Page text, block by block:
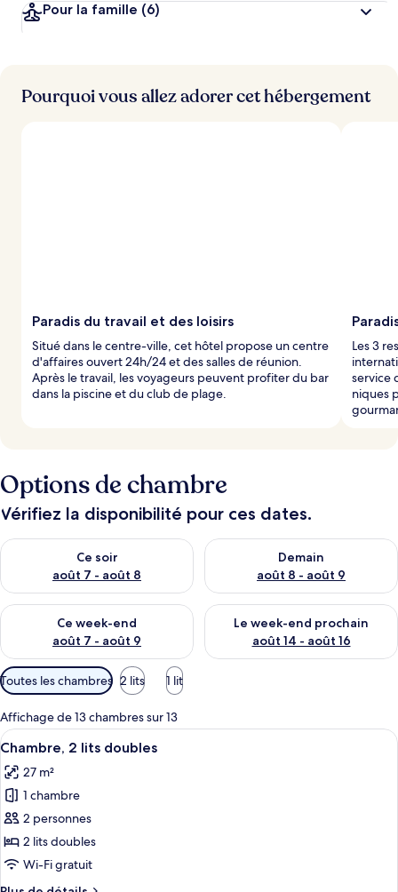
Pour la famille (6)
Pourquoi vous allez adorer cet hébergement
Paradis du travail et des loisirs
Situé dans le centre-ville, cet hôtel propose un centre
d'affaires ouvert 24h/24 et des salles de réunion.
Après le travail, les voyageurs peuvent profiter du bar
dans la piscine et du club de plage.
Les 3
service
niques
Options de chambre
Vérifiez la disponibilité pour ces dates.
Ce soir
août 7 - août 8
Vérifier la disponibilité pour ce soir août 7 - août 8
Demain
août 8 - août 9
Vérifier la disponibilité pour
Ce week-end
août 7 - août 9
Vérifier la disponibilité pour ce week-end août 7 - août 9
Le week-end prochain
août 14 - août 16
Vérifier la disponibilité pour
Filtres
disponibles
pour
les
chambres
Toutes les chambres 2 lits 1 lit
Affichage de 13 chambres sur 13
Afficher
toutes
les
photos
pour
ce
type
Une chambre d’hôtel avec deux
7
Chambre, 2 lits doubles
27 m²
1 chambre
2 personnes
2 lits doubles
Wi-Fi gratuit